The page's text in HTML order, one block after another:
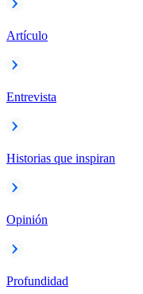
Artículo
Entrevista
Historias que inspiran
Opinión
Profundidad